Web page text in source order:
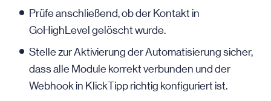
Prüfe anschließend, ob der Kontakt in
GoHighLevel gelöscht wurde.
Stelle zur Aktivierung der Automatisierung sicher,
dass alle Module korrekt verbunden und der
Webhook in KlickTipp richtig konfiguriert ist.